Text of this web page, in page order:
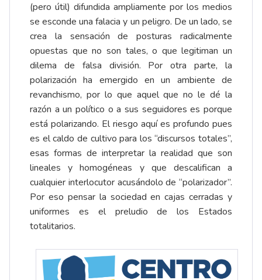
(pero útil) difundida ampliamente por los medios
se esconde una falacia y un peligro. De un lado, se
crea la sensación de posturas radicalmente
opuestas que no son tales, o que legitiman un
dilema de falsa división. Por otra parte, la
polarización ha emergido en un ambiente de
revanchismo, por lo que aquel que no le dé la
razón a un político o a sus seguidores es porque
está polarizando. El riesgo aquí es profundo pues
es el caldo de cultivo para los “discursos totales”,
esas formas de interpretar la realidad que son
lineales y homogéneas y que descalifican a
cualquier interlocutor acusándolo de “polarizador”.
Por eso pensar la sociedad en cajas cerradas y
uniformes es el preludio de los Estados
totalitarios.